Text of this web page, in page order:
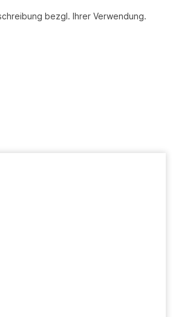
bezgl. Ihrer Verwendung.